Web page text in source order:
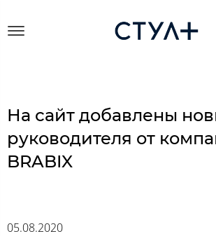
На сайт добавлены
руководителя от
BRABIX
05.08.2020